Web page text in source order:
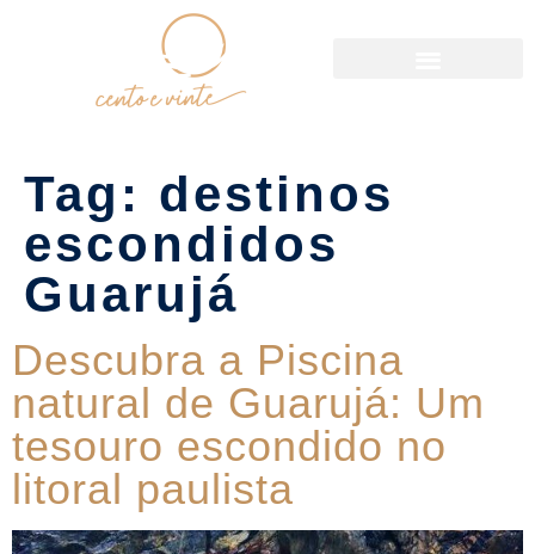
Tag: destinos
escondidos
Guarujá
Descubra a Piscina
natural de Guarujá: Um
tesouro escondido no
litoral paulista